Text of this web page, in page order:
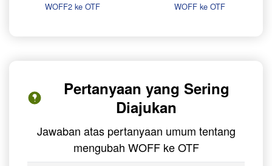
WOFF2 ke OTF
WOFF ke OTF
Pertanyaan yang Sering
Diajukan
Jawaban atas pertanyaan umum tentang
mengubah WOFF ke OTF